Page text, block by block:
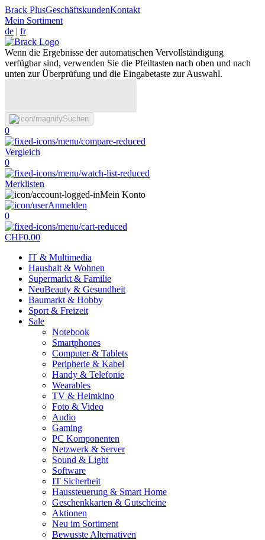
Brack PlusGeschäftskundenKontakt
Mein Sortiment
de | fr
Wenn die Ergebnisse der automatischen Vervollständigung
verfügbar sind, verwenden Sie die Pfeiltasten nach oben und nach
unten zur Überprüfung und die Eingabetaste zur Auswahl.
Suchen
0
Vergleich
0
Merklisten
Mein Konto
Anmelden
0
CHF0.00
IT & Multimedia
Haushalt & Wohnen
Supermarkt & Familie
NeuBeauty & Gesundheit
Baumarkt & Hobby
Sport & Freizeit
Sale
Notebook
Smartphones
Computer & Tablets
Peripherie & Kabel
Handy & Telefonie
Wearables
TV & Heimkino
Foto & Video
Audio
Gaming
PC Komponenten
Netzwerk & Server
Sound & Light
Software
IT Sicherheit
Haussteuerung & Smart Home
Geschenkkarten & Gutscheine
Aktionen
Neu im Sortiment
Bewusste Alternativen